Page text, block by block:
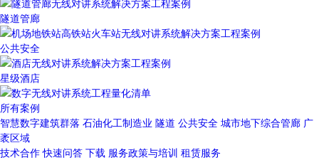
隧道管廊
公共安全
星级酒店
所有案例
智慧数字建筑群落 石油化工制造业 隧道 公共安全 城市地下综合管廊 广
袤区域
技术合作 快速问答 下载 服务政策与培训 租赁服务